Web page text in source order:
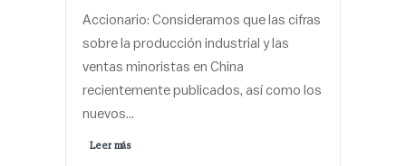
Accionario: Consideramos que las cifras
sobre la producción industrial y las
ventas minoristas en China
recientemente publicados, así como los
nuevos…
Leer más